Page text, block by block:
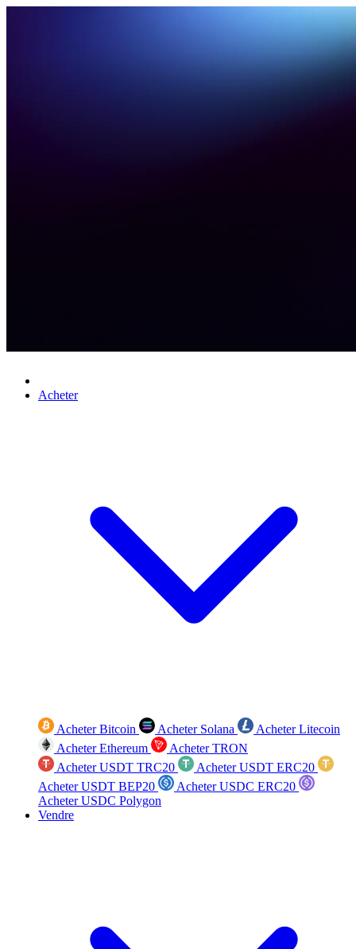
Acheter
Acheter Bitcoin Acheter Solana
Acheter Litecoin
Acheter Ethereum
Acheter TRON
Acheter USDT TRC20
Acheter USDT ERC20
Acheter USDT BEP20
Acheter USDC ERC20
Acheter USDC Polygon
Vendre